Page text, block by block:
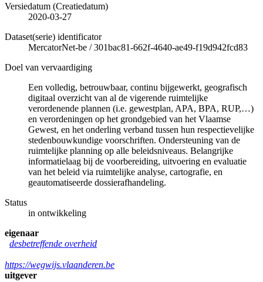
Versiedatum (Creatiedatum)
2020-03-27
Dataset(serie) identificator
MercatorNet-be /301bac81-662f-4640-ae49-f19d942fcd83
Doel van vervaardiging
Een volledig, betrouwbaar, continu bijgewerkt, geografisch
digitaal overzicht van al de vigerende ruimtelijke
verordenende plannen (i.e. gewestplan, APA, BPA, RUP,…)
en verordeningen op het grondgebied van het Vlaamse
Gewest, en het onderling verband tussen hun respectievelijke
stedenbouwkundige voorschriften. Ondersteuning van de
ruimtelijke planning op alle beleidsniveaus. Belangrijke
informatielaag bij de voorbereiding, uitvoering en evaluatie
van het beleid via ruimtelijke analyse, cartografie, en
geautomatiseerde dossierafhandeling.
Status
in ontwikkeling
eigenaar
desbetreffende overheid
https://wegwijs.vlaanderen.be
uitgever